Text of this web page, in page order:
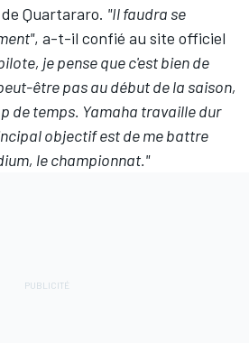
Quartararo. "Il faudra se
, a-t-il confié au site officiel
je pense que c'est bien de
être pas au début de la saison,
de temps. Yamaha travaille dur
objectif est de me battre
le championnat."